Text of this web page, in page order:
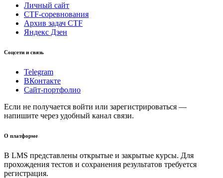
Личный сайт
CTF-соревнования
Архив задач CTF
Яндекс Дзен
Соцсети и связь
Telegram
ВКонтакте
Сайт-портфолио
Если не получается войти или зарегистрироваться —
напишите через удобный канал связи.
О платформе
В LMS представлены открытые и закрытые курсы. Для
прохождения тестов и сохранения результатов требуется
регистрация.